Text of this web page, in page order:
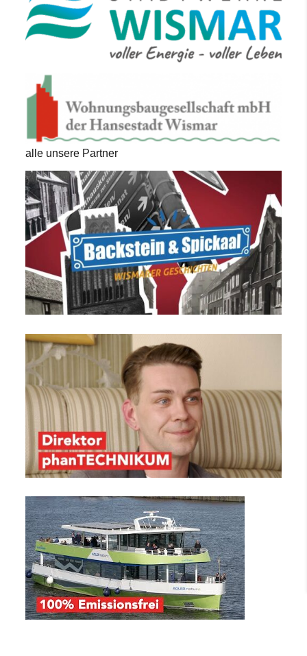
alle unsere Partner